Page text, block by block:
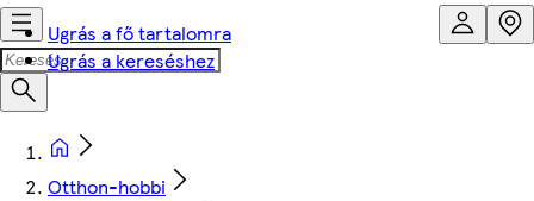
Ugrás a fő tartalomra
Ugrás a kereséshez
Otthon-hobbi